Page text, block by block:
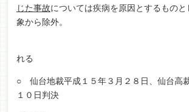
じた事故については疾病を原因とするもの
象から除外。
∴ 除
れる
○ 仙台地裁平成１５年３月２８日、仙台高
１０日判決